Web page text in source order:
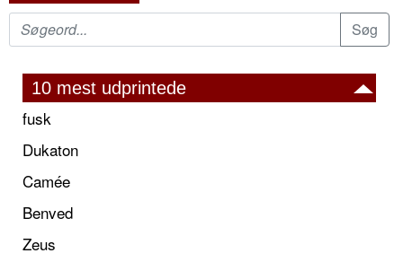
10 mest udprintede
fusk
Dukaton
Camée
Benved
Zeus